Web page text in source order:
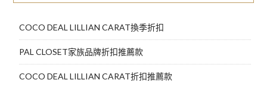
COCO DEAL LILLIAN CARAT換季折扣
PAL CLOSET家族品牌折扣推薦款
COCO DEAL LILLIAN CARAT折扣推薦款